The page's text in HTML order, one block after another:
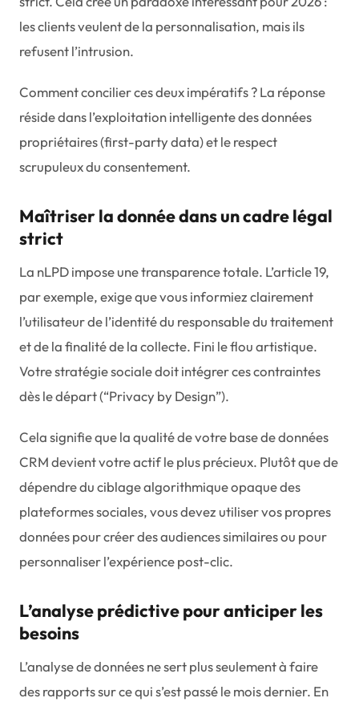
les clients veulent de la personnalisation, mais ils
refusent l’intrusion.
Comment concilier ces deux impératifs ? La réponse
réside dans l’exploitation intelligente des données
propriétaires (first-party data) et le respect
scrupuleux du consentement.
Maîtriser la donnée dans un cadre légal
strict
La nLPD impose une transparence totale. L’article 19,
par exemple, exige que vous informiez clairement
l’utilisateur de l’identité du responsable du traitement
et de la finalité de la collecte. Fini le flou artistique.
Votre stratégie sociale doit intégrer ces contraintes
dès le départ (“Privacy by Design”).
Cela signifie que la qualité de votre base de données
CRM devient votre actif le plus précieux. Plutôt que de
dépendre du ciblage algorithmique opaque des
plateformes sociales, vous devez utiliser vos propres
données pour créer des audiences similaires ou pour
personnaliser l’expérience post-clic.
L’analyse prédictive pour anticiper les
besoins
L’analyse de données ne sert plus seulement à faire
des rapports sur ce qui s’est passé le mois dernier. En